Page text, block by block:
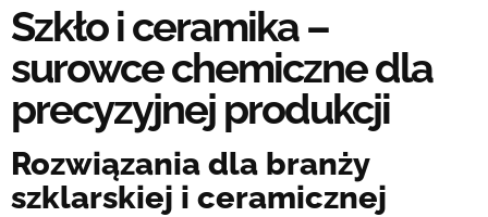
Szkło i ceramika –
surowce chemiczne dla
precyzyjnej produkcji
Rozwiązania dla branży
szklarskiej i ceramicznej